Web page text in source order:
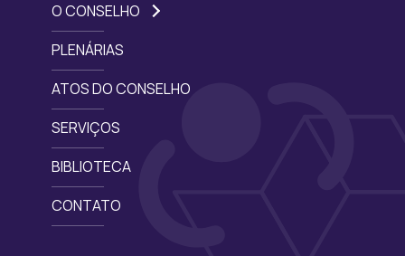
O CONSELHO
PLENÁRIAS
ATOS DO CONSELHO
SERVIÇOS
BIBLIOTECA
CONTATO